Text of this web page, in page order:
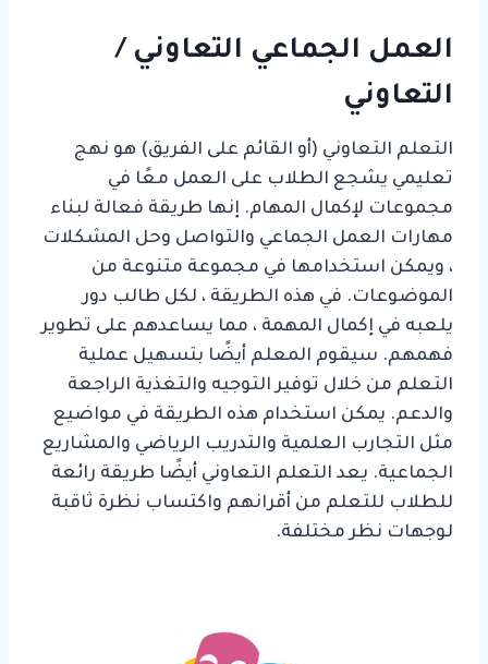
العمل الجماعي التعاوني /
التعاوني
التعلم التعاوني (أو القائم على الفريق) هو نهج
تعليمي يشجع الطلاب على العمل معًا في
مجموعات لإكمال المهام. إنها طريقة فعالة لبناء
مهارات العمل الجماعي والتواصل وحل المشكلات
، ويمكن استخدامها في مجموعة متنوعة من
الموضوعات. في هذه الطريقة ، لكل طالب دور
يلعبه في إكمال المهمة ، مما يساعدهم على تطوير
فهمهم. سيقوم المعلم أيضًا بتسهيل عملية
التعلم من خلال توفير التوجيه والتغذية الراجعة
والدعم. يمكن استخدام هذه الطريقة في مواضيع
مثل التجارب العلمية والتدريب الرياضي والمشاريع
الجماعية. يعد التعلم التعاوني أيضًا طريقة رائعة
للطلاب للتعلم من أقرانهم واكتساب نظرة ثاقبة
لوجهات نظر مختلفة.